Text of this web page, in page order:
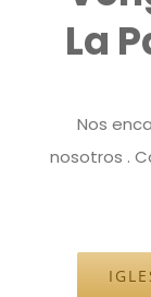
La
Nos
nosotros .